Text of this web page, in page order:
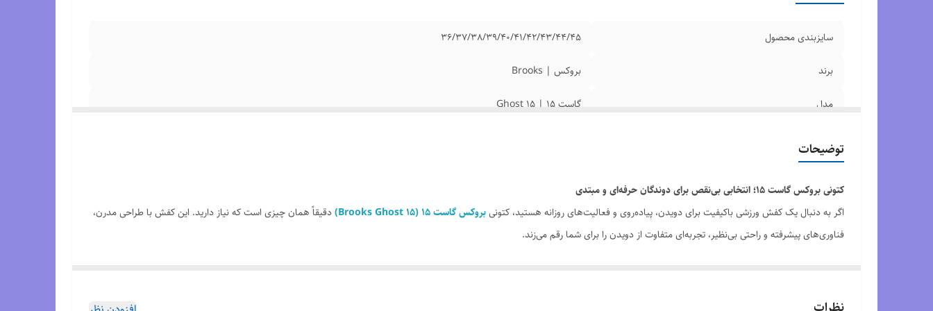
سایزبندی محصول 36/37/38/39/40/41/42/43/44/45
برند بروکس | Brooks
مدل گاست 15 | Ghost 15
لینک رنگ بندی در قسمت توضیحات گذاشته شده
توضیحات
کتونی بروکس گاست ۱۵؛ انتخابی بی‌نقص برای دوندگان حرفه‌ای و مبتدی
اگر به دنبال یک کفش ورزشی باکیفیت برای دویدن، پیاده‌روی و فعالیت‌های روزانه هستید، کتونیبروکس گاست ۱۵ (Brooks Ghost 15)
دقیقاً همان چیزی است که نیاز دارید. این کفش با طراحی مدرن،
فناوری‌های پیشرفته و راحتی بی‌نظیر، تجربه‌ای متفاوت از دویدن را برای شما رقم می‌زند.
-راحتی فوق‌العاده: